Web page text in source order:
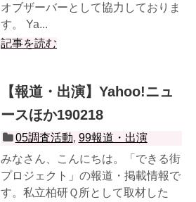
オブザーバーとして協力しておりま
す。 Ya...
記事を読む
【報道・出演】Yahoo!ニュ
ースほか190218
05調査活動, 99報道・出演
みなさん、こんにちは。「できる街
プロジェクト」の報道・掲載情報で
す。私立柏研Ｑ所として取材した